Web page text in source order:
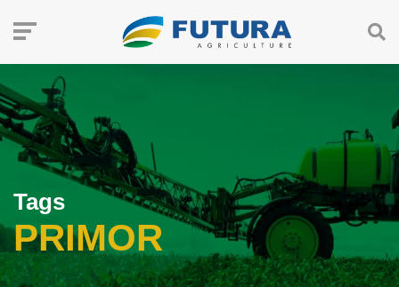
Tags
PRIMOR